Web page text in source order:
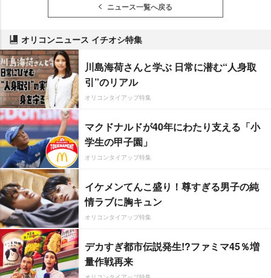
ニュース一覧へ戻る
オリコンニュース イチオシ特集
川島海荷さんと学ぶ 日常に潜む“人身取
引”のリアル
オリコンタイアップ特集
マクドナルドが40年にわたり支える「小
学生の甲子園」
オリコンタイアップ特集
イケメンてんこ盛り！尊すぎる男子の純
情ラブに胸キュン
オリコンタイアップ特集
デカすぎ都市伝説発生!?ファミマ45％増
量作戦再来